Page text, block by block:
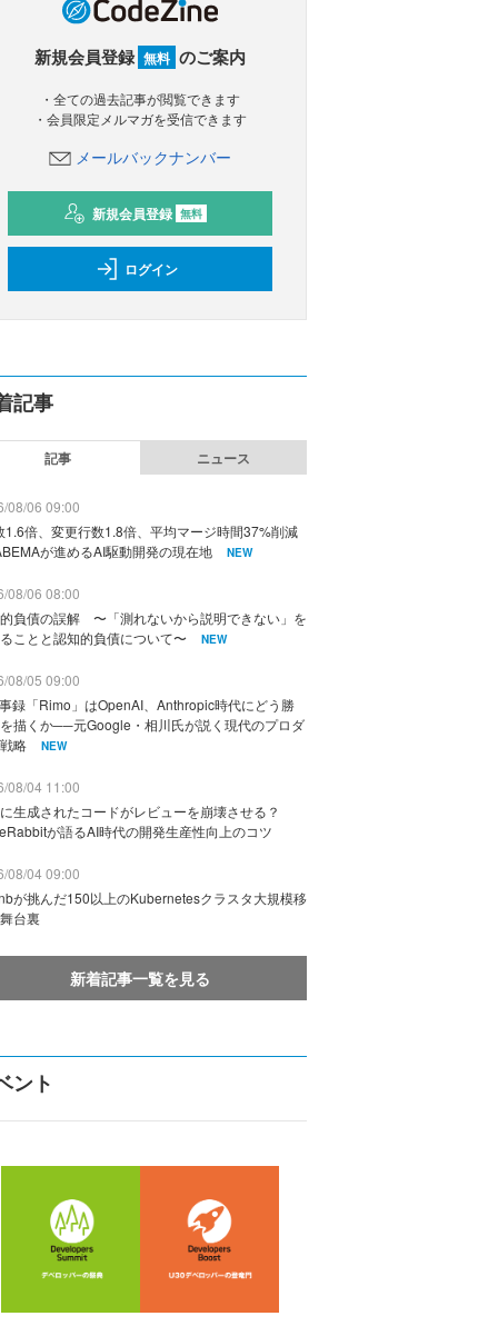
新規会員登録 無料 のご案内
・全ての過去記事が閲覧できます
・会員限定メルマガを受信できます
メールバックナンバー
新規会員登録 無料
ログイン
記事
記事 ニュース
08/06 09:00
1.6倍、変更行数1.8倍、平均マージ時間37%削減
が進めるAI駆動開発の現在地
NEW
08/06 08:00
負債の誤解 〜「測れないから説明できない」を
ことと認知的負債について〜
NEW
08/05 09:00
録「Rimo」はOpenAI、Anthropic時代にどう勝
描くか──元Google・相川氏が説く現代のプロダ
略
NEW
08/04 11:00
生成されたコードがレビューを崩壊させる？
が語るAI時代の開発生産性向上のコツ
08/04 09:00
が挑んだ150以上のKubernetesクラスタ大規模移
台裏
新着記事一覧を見る
ント